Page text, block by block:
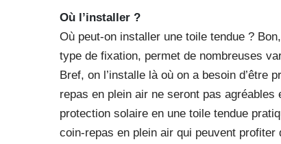
Où l’installer ?
Où peut-on installer une toile tendue ?
type de fixation, permet de nombreuses
Bref, on l’installe là où on a besoin d’être
repas en plein air ne seront pas
protection solaire en une toile tendue
coin-repas en plein air qui peuvent